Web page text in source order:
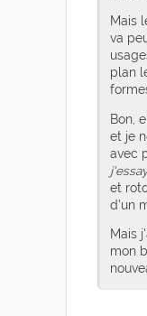
Mais
va
plan
Bon,
et je
avec
et
d'un
Mais
mon